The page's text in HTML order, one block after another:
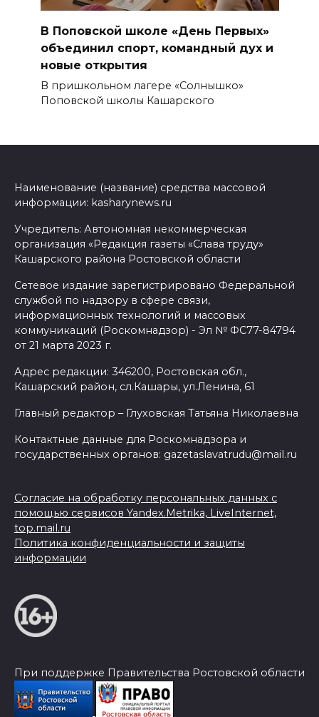
В Поповской школе «День Первых»
объединил спорт, командный дух и
новые открытия
В пришкольном лагере «Солнышко»
Поповской школы Кашарского
Наименование (название) средства массовой
информации: kasharynews.ru
Учредитель: Автономная некоммерческая
организация «Редакция газеты «Слава труду»
Кашарского района Ростовской области
Сетевое издание зарегистрировано Федеральной
службой по надзору в сфере связи,
информационных технологий и массовых
коммуникаций (Роскомнадзор) - Эл № ФС77-84794
от 21 марта 2023 г.
Адрес редакции: 346200, Ростовская обл.,
Кашарский район, сл.Кашары, ул.Ленина, 61
Главный редактор – Глуховская Татьяна Николаевна
Контактные данные для Роскомнадзора и
государственных органов: gazetaslavatrudu@mail.ru
Согласие на обработку персональных данных с
помощью сервисов Yandex.Metrika, LiveInternet,
top.mail.ru
Политика конфиденциальности и защиты
информации
При поддержке Правительства Ростовской области